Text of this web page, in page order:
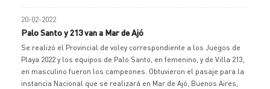
20-02-2022
Palo Santo y 213 van a Mar de Ajó
Se realizó el Provincial de voley correspondiente a los Juegos de
Playa 2022 y los equipos de Palo Santo, en femenino, y de Villa 213,
en masculino fueron los campeones. Obtuvieron el pasaje para la
instancia Nacional que se realizará en Mar de Ajó, Buenos Aires,